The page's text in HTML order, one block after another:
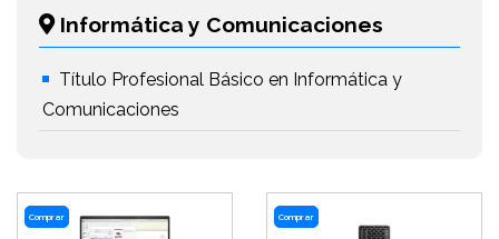
Informática y Comunicaciones
Título Profesional Básico en Informática y
Comunicaciones
Comprar Comprar